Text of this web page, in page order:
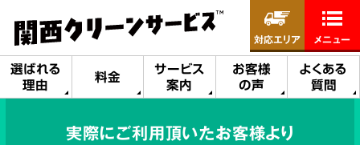
選ばれる
理由
料金
サービス
案内
お客様
の声
よくある
質問
対応エリア メニュー
実際にご利用頂いたお客様より